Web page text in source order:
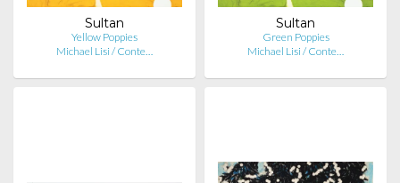
Sultan
Yellow Poppies
Michael Lisi / Conte…
Sultan
Green Poppies
Michael Lisi / Conte…